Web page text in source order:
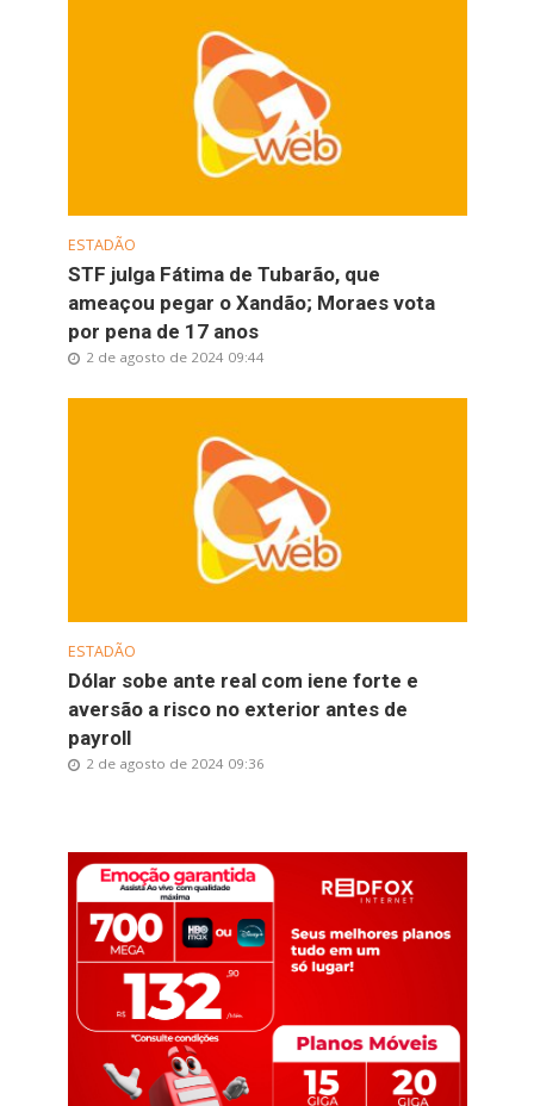
ESTADÃO
STF julga Fátima de Tubarão, que
ameaçou pegar o Xandão; Moraes vota
por pena de 17 anos
2 de agosto de 2024 09:44
ESTADÃO
Dólar sobe ante real com iene forte e
aversão a risco no exterior antes de
payroll
2 de agosto de 2024 09:36